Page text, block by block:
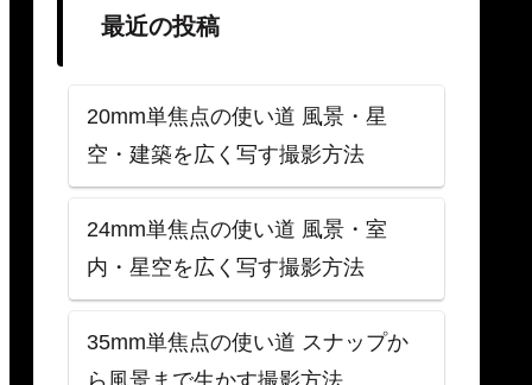
最近の投稿
20mm単焦点の使い道 風景・星
空・建築を広く写す撮影方法
24mm単焦点の使い道 風景・室
内・星空を広く写す撮影方法
35mm単焦点の使い道 スナップか